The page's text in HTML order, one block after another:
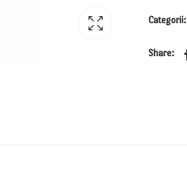
Categorii:
Share: